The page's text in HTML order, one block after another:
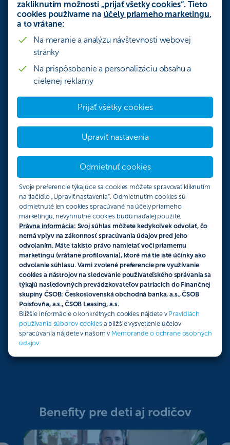
zakliknutím možnosti „prijať všetky cookies“. Tieto
cookies používame na účely priameho marketingu,
a to vrátane:
Na meranie a analýzu návštevnosti webovej
stránky
Na prispôsobenie a personalizáciu obsahu a
cielenej reklamy
Prijať všetky cookies
Upraviť nastavenia
Odmietnuť cookies
Svoje preferencie týkajúce sa cookies môžete spravovať kliknutím
na tlačidlo „Upraviť nastavenia“. Odmietnutím cookies sú
odmietnuté len cookies spracúvané na účely priameho
marketingu, nevyhnutné cookies budú naďalej použité.
Právna informácia: Svoj súhlas môžete kedykoľvek odvolať, čo
nemá vplyv na zákonnosť spracúvania údajov pred jeho
odvolaním. Máte takisto právo namietať voči priamemu
marketingu (vrátane profilovania), ktoré má tie isté účinky ako
odvolanie súhlasu. Vami zvolené preferencie pre využívanie
cookies a nástrojov na sledovanie používateľského správania sa
týkajú nasledovných prevádzkovateľov patriacich do Finančnej
skupiny ČSOB: Československá obchodná banka, a.s., ČSOB
Poisťovňa, a.s., ČSOB Leasing, a.s.
Bližšie informácie o konkrétnych cookies nájdete v Pravidlách
používania súborov cookies a bližšie vysvetlenie účelov
spracúvania nájdete v našom v Memorande o ochrane osobných
údajov.
Benefity pre deti aj rodičov